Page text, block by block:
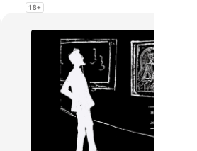
18+